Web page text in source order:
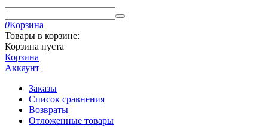
0Корзина
Товары в корзине:
Корзина пуста
Корзина
Аккаунт
Заказы
Список сравнения
Возвраты
Отложенные товары